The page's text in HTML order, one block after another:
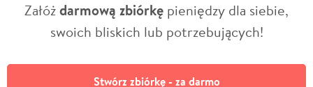
Załóżdarmową zbiórkę pieniędzy dla siebie,
swoich bliskich lub potrzebujących!
Stwórz zbiórkę - za darmo